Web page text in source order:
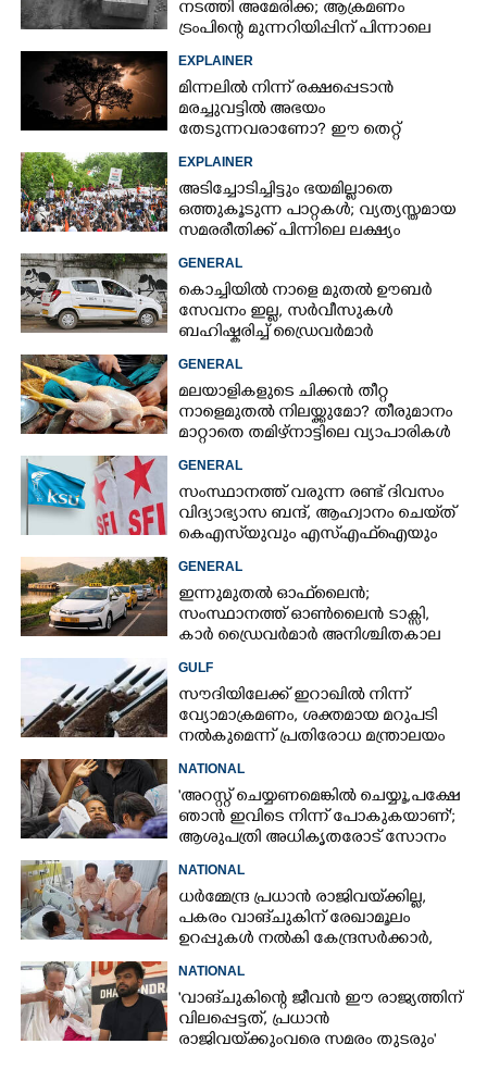
നടത്തി അമേരിക്ക; ആക്രമണം
ട്രംപിന്റെ മുന്നറിയിപ്പിന് പിന്നാലെ
EXPLAINER
മിന്നലിൽ നിന്ന് രക്ഷപ്പെടാൻ
മരച്ചുവട്ടിൽ അഭയം
തേടുന്നവരാണോ? ഈ തെറ്റ്
ഭീഷണിയാകും
EXPLAINER
അടിച്ചോടിച്ചിട്ടും ഭയമില്ലാതെ
ഒത്തുകൂടുന്ന പാറ്റകൾ; വ്യത്യസ്തമായ
സമരരീതിക്ക് പിന്നിലെ ലക്ഷ്യം
GENERAL
കൊച്ചിയിൽ നാളെ മുതൽ ഊബ‌ർ
സേവനം ഇല്ല,​ സർവീസുകൾ
ബഹിഷ്കരിച്ച് ഡ്രൈവർമാർ
GENERAL
മലയാളികളുടെ ചിക്കൻ തീറ്റ
നാളെമുതൽ നിലയ്ക്കുമോ? തീരുമാനം
മാറ്റാതെ തമിഴ്നാട്ടിലെ വ്യാപാരികൾ
GENERAL
സംസ്ഥാനത്ത് വരുന്ന രണ്ട് ദിവസം
വിദ്യാഭ്യാസ ബന്ദ്, ആഹ്വാനം ചെയ്‌ത്
കെഎസ്‌യുവും എസ്എഫ്‌ഐയും
GENERAL
ഇന്നുമുതൽ ഓഫ്‌ലെെൻ;
സംസ്ഥാനത്ത് ഓൺലെെൻ ടാക്സി,​
കാർ ഡ്രൈവർമാർ അനിശ്ചിതകാല
GULF
സൗദിയിലേക്ക് ഇറാഖിൽ നിന്ന്
വ്യോമാക്രമണം,​ ശക്തമായ മറുപടി
നൽകുമെന്ന് പ്രതിരോധ മന്ത്രാലയം
NATIONAL
'അറസ്റ്റ് ചെയ്യണമെങ്കിൽ ചെയ്യൂ, പക്ഷേ
ഞാൻ ഇവിടെ നിന്ന് പോകുകയാണ്';
ആശുപത്രി അധികൃതരോട് സോനം
NATIONAL
ധർമ്മേന്ദ്ര പ്രധാൻ രാജിവയ്‌ക്കില്ല,
പകരം വാങ്‌ചുകിന് രേഖാമൂലം
ഉറപ്പുകൾ നൽകി കേന്ദ്രസർക്കാർ,
NATIONAL
'വാങ്‌ചുകിന്റെ ജീവൻ ഈ രാജ്യത്തിന്
വിലപ്പെട്ടത്, പ്രധാൻ
രാജിവയ്‌ക്കുംവരെ സമരം തുടരും'